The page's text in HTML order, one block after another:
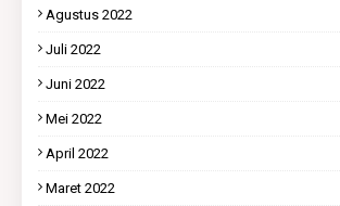
Agustus 2022
Juli 2022
Juni 2022
Mei 2022
April 2022
Maret 2022